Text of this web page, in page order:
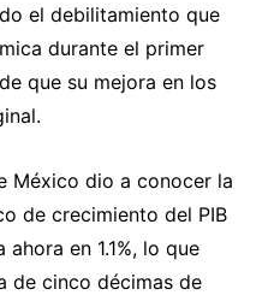
el debilitamiento que
durante el primer
que su mejora en los
México dio a conocer la
de crecimiento del PIB
en 1.1%, lo que
de cinco décimas de